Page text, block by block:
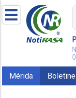
Mérida